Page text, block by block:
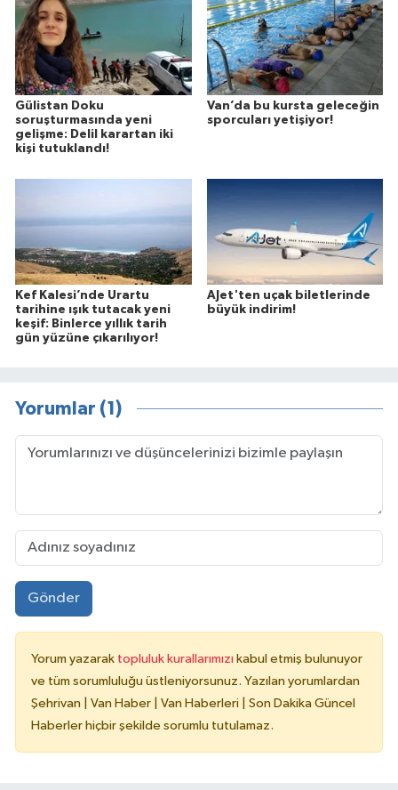
Gülistan Doku
soruşturmasında yeni
gelişme: Delil karartan iki
kişi tutuklandı!
Van’da bu kursta geleceğin
sporcuları yetişiyor!
Kef Kalesi’nde Urartu
tarihine ışık tutacak yeni
keşif: Binlerce yıllık tarih
gün yüzüne çıkarılıyor!
AJet'ten uçak biletlerinde
büyük indirim!
Yorumlar (1)
Gönder
Yorum yazarak topluluk kurallarımızı kabul etmiş bulunuyor
ve tüm sorumluluğu üstleniyorsunuz. Yazılan yorumlardan
Şehrivan | Van Haber | Van Haberleri | Son Dakika Güncel
Haberler hiçbir şekilde sorumlu tutulamaz.